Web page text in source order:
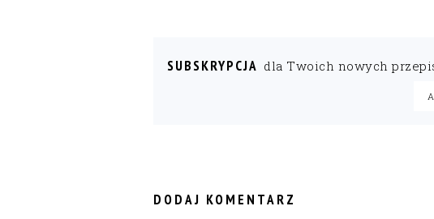
SUBSKRYPCJA dla Twoich nowych
DODAJ KOMENTARZ